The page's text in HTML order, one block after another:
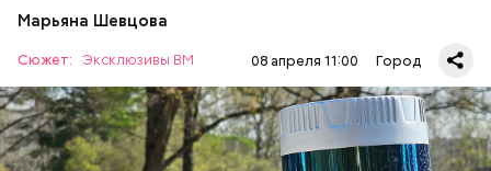
Марьяна Шевцова
Сюжет: Эксклюзивы ВМ 08 апреля 11:00 Город
Автономный охранник